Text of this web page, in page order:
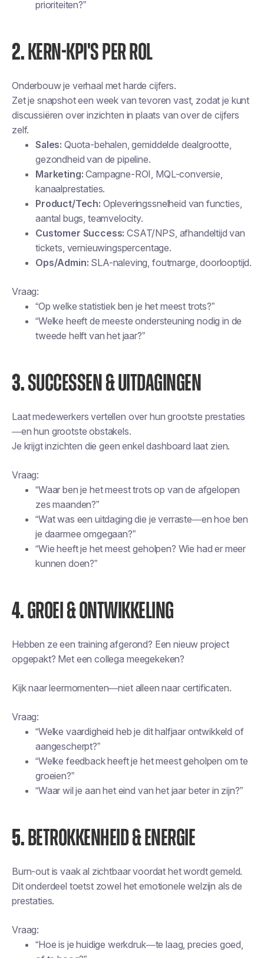
prioriteiten?”
2. KERN-KPI'S PER ROL
Onderbouw je verhaal met harde cijfers.
Zet je snapshot een week van tevoren vast, zodat je kunt
discussiëren over inzichten in plaats van over de cijfers
zelf.
Sales: Quota-behalen, gemiddelde dealgrootte,
gezondheid van de pipeline.
Marketing: Campagne-ROI, MQL-conversie,
kanaalprestaties.
Product/Tech: Opleveringssnelheid van functies,
aantal bugs, teamvelocity.
Customer Success: CSAT/NPS, afhandeltijd van
tickets, vernieuwingspercentage.
Ops/Admin: SLA-naleving, foutmarge, doorlooptijd.
Vraag:
“Op welke statistiek ben je het meest trots?”
“Welke heeft de meeste ondersteuning nodig in de
tweede helft van het jaar?”
3.SUCCESSEN & UITDAGINGEN
Laat medewerkers vertellen over hun grootste prestaties
—en hun grootste obstakels.
Je krijgt inzichten die geen enkel dashboard laat zien.
Vraag:
“Waar ben je het meest trots op van de afgelopen
zes maanden?”
“Wat was een uitdaging die je verraste—en hoe ben
je daarmee omgegaan?”
“Wie heeft je het meest geholpen? Wie had er meer
kunnen doen?”
4.GROEI & ONTWIKKELING
Hebben ze een training afgerond? Een nieuw project
opgepakt? Met een collega meegekeken?
Kijk naar leermomenten—niet alleen naar certificaten.
Vraag:
“Welke vaardigheid heb je dit halfjaar ontwikkeld of
aangescherpt?”
“Welke feedback heeft je het meest geholpen om te
groeien?”
“Waar wil je aan het eind van het jaar beter in zijn?”
5. BETROKKENHEID & ENERGIE
Burn-out is vaak al zichtbaar voordat het wordt gemeld.
Dit onderdeel toetst zowel het emotionele welzijn als de
prestaties.
Vraag:
“Hoe is je huidige werkdruk—te laag, precies goed,